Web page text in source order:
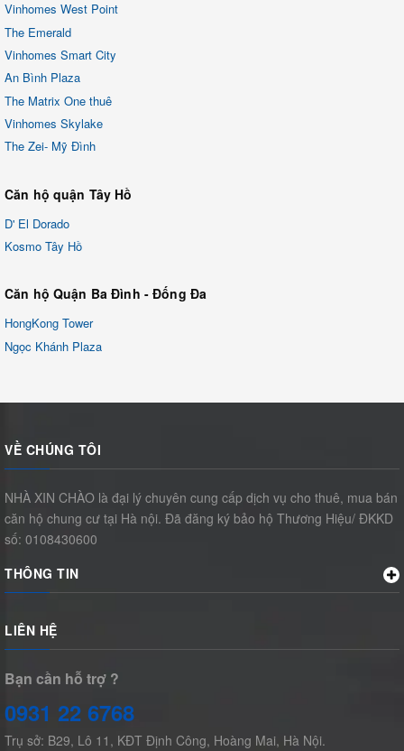
Vinhomes West Point
The Emerald
Vinhomes Smart City
An Bình Plaza
The Matrix One thuê
Vinhomes Skylake
The Zei- Mỹ Đình
Căn hộ quận Tây Hồ
D' El Dorado
Kosmo Tây Hồ
Căn hộ Quận Ba Đình - Đống Đa
HongKong Tower
Ngọc Khánh Plaza
VỀ CHÚNG TÔI
NHÀ XIN CHÀO là đại lý chuyên cung cấp dịch vụ cho thuê, mua bán
căn hộ chung cư tại Hà nội. Đã đăng ký bảo hộ Thương Hiệu/ ĐKKD
số: 0108430600
THÔNG TIN
LIÊN HỆ
Bạn cần hỗ trợ ?
0931 22 6768
Trụ sở: B29, Lô 11, KĐT Định Công, Hoàng Mai, Hà Nội.